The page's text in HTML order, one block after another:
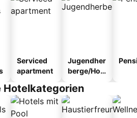
Serviced
apartment
Jugendher
berge/Hos
Hotelkategorien